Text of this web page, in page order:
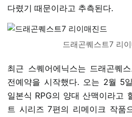
다렸기 때문이라고 추측된다.
드래곤퀘스트7 리
최근 스퀘어에닉스는 드래곤퀘
전예약을 시작했다. 오는 2월 5
일본식 RPG의 양대 산맥이라고
트 시리즈 7편의 리메이크 작품